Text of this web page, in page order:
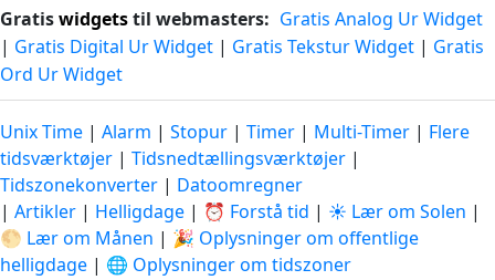
Gratiswidgetstil webmasters: Gratis Analog Ur Widget
| Gratis Digital Ur Widget | Gratis Tekstur Widget | Gratis
Ord Ur Widget
Unix Time | Alarm | Stopur | Timer | Multi-Timer | Flere
tidsværktøjer | Tidsnedtællingsværktøjer |
Tidszonekonverter | Datoomregner
| Artikler | Helligdage | ⏰ Forstå tid | ☀️ Lær om Solen |
🌕 Lær om Månen | 🎉 Oplysninger om offentlige
helligdage | 🌐 Oplysninger om tidszoner